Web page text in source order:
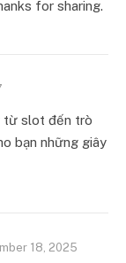
for sharing.
từ slot đến trò
bạn những giây
18, 2025